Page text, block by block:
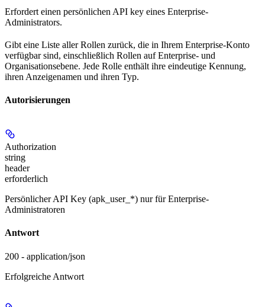
Erfordert einen persönlichen API key eines Enterprise-
Administrators.
Gibt eine Liste aller Rollen zurück, die in Ihrem Enterprise-Konto
verfügbar sind, einschließlich Rollen auf Enterprise- und
Organisationsebene. Jede Rolle enthält ihre eindeutige Kennung,
ihren Anzeigenamen und ihren Typ.
Autorisierungen
Authorization
string
header
erforderlich
Persönlicher API Key (apk_user_*) nur für Enterprise-
Administratoren
Antwort
200 - application/json
Erfolgreiche Antwort